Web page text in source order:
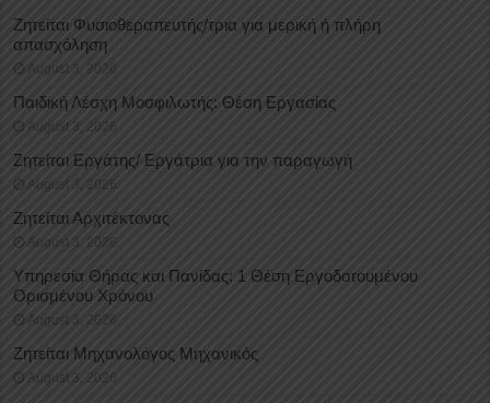
Ζητείται Φυσιοθεραπευτής/τρια για μερική ή πλήρη
απασχόληση
August 3, 2026
Παιδική Λέσχη Μοσφιλωτής: Θέση Εργασίας
August 3, 2026
Ζητείται Εργάτης/ Εργάτρια για την παραγωγή
August 3, 2026
Ζητείται Αρχιτέκτονας
August 3, 2026
Υπηρεσία Θήρας και Πανίδας: 1 Θέση Eργοδοτουμένου
Oρισμένου Xρόνου
August 3, 2026
Ζητείται Μηχανολόγος Μηχανικός
August 3, 2026